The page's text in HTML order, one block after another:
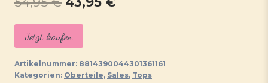
Preis
war:
54,95 € 43,95 €.
Jetzt kaufen
Artikelnummer: 8814390044301361161
Kategorien: Oberteile, Sales, Tops